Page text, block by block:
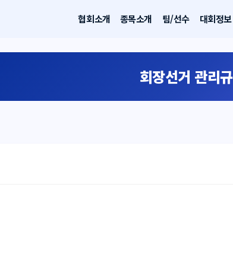
협회소개 종목소개 팀/선수 대회정보
회장선거 관리